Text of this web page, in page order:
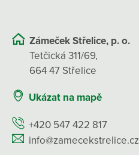
Zámeček Střelice, p. o.
Tetčická 311/69,
664 47 Střelice
Ukázat na mapě
+420 547 422 817
info@zamecekstrelice.cz